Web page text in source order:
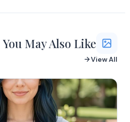
You May Also Like
View All